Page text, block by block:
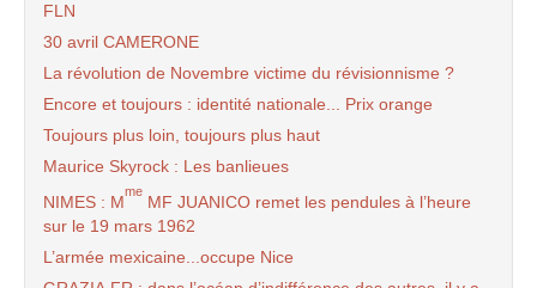
FLN
30 avril CAMERONE
La révolution de Novembre victime du révisionnisme ?
Encore et toujours : identité nationale... Prix orange
Toujours plus loin, toujours plus haut
Maurice Skyrock : Les banlieues
NIMES : M
me
MF JUANICO remet les pendules à l’heure
sur le 19 mars 1962
L’armée mexicaine...occupe Nice